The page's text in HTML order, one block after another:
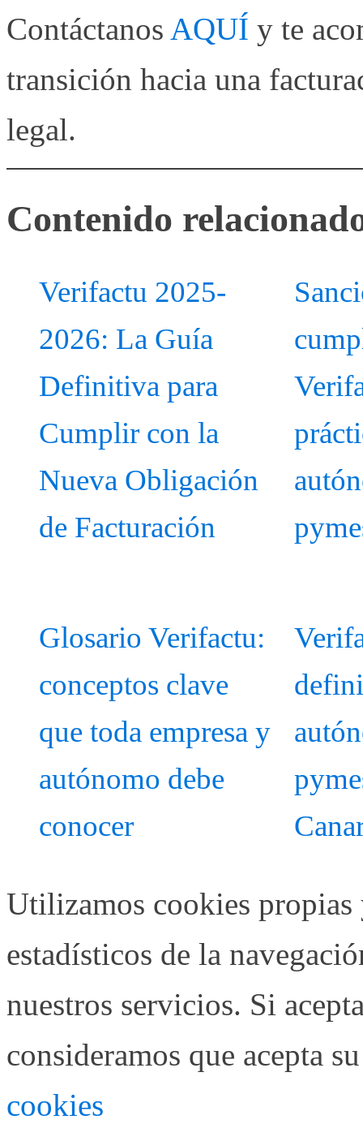
Contáctanos AQUÍ y te
transición hacia una
legal.
Contenido
Verifactu 2025-
2026: La Guía
Definitiva para
Cumplir con la
Nueva Obligación
de Facturación
Glosario Verifactu:
conceptos clave
que toda empresa y
autónomo debe
conocer
Utilizamos cookies propias
estadísticos de la
nuestros servicios. Si
consideramos que acepta
cookies